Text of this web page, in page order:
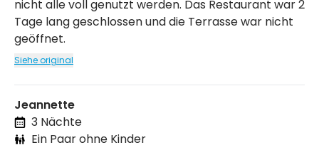
nicht alle voll genutzt werden. Das Restaurant war 2
Tage lang geschlossen und die Terrasse war nicht
geöffnet.
Siehe original
Jeannette
3 Nächte
Ein Paar ohne Kinder